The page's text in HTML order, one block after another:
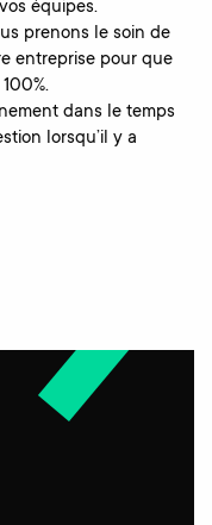
équipes.
prenons le soin de
entreprise pour que
dans le temps
lorsqu’il y a